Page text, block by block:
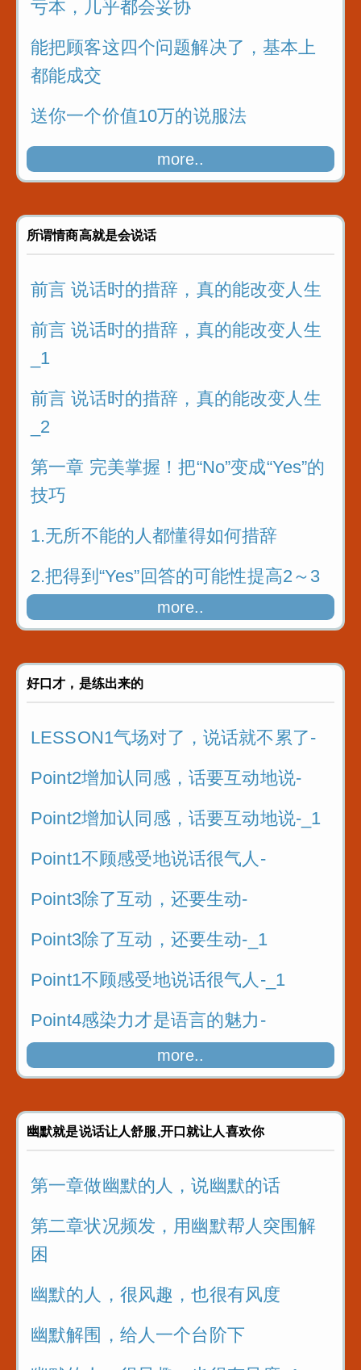
亏本，几乎都会妥协
能把顾客这四个问题解决了，基本上
都能成交
送你一个价值10万的说服法
你有没有掉坑里总裁演说思维
more..
所谓情商高就是会说话
前言 说话时的措辞，真的能改变人生
前言 说话时的措辞，真的能改变人生
_1
前言 说话时的措辞，真的能改变人生
_2
第一章 完美掌握！把“No”变成“Yes”的
技巧
1.无所不能的人都懂得如何措辞
2.把得到“Yes”回答的可能性提高2～3
4.复习！3个步骤
5.阅读实践故事的关键
5.阅读实践故事的关键_1
more..
好口才，是练出来的
LESSON1气场对了，说话就不累了-
Point2增加认同感，话要互动地说-
Point2增加认同感，话要互动地说-_1
Point1不顾感受地说话很气人-
Point3除了互动，还要生动-
Point3除了互动，还要生动-_1
Point1不顾感受地说话很气人-_1
Point4感染力才是语言的魅力-
Point4感染力才是语言的魅力-_1
more..
幽默就是说话让人舒服,开口就让人喜欢你
第一章做幽默的人，说幽默的话
第二章状况频发，用幽默帮人突围解
困
幽默的人，很风趣，也很有风度
幽默解围，给人一个台阶下